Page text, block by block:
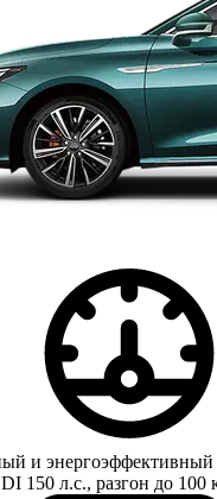
и энергоэффективный
150 л.с., разгон до 100